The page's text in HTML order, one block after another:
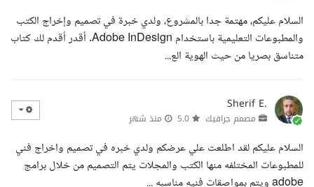
السلام عليكم، مهتمة جدا بالمشروع، ولدي خبرة في تصميم وإخراج الكتب
والمطبوعات التعليمية باستخدام Adobe InDesign. أقدر أقدم لك كتاب
متناسق بصريا من حيث الهوية الع...
Sherif E.
مصمم جرافيك منذ شهر
السلام عليكم لقد اطلعت علي عرضكم ولدي خبره في تصميم واخراج فني
للمطبوعات المختلفه منها الكتب والمجلات يتم التصميم من خلال برامج
adobe ويتم بمواصقات فنيه مناسبه ...